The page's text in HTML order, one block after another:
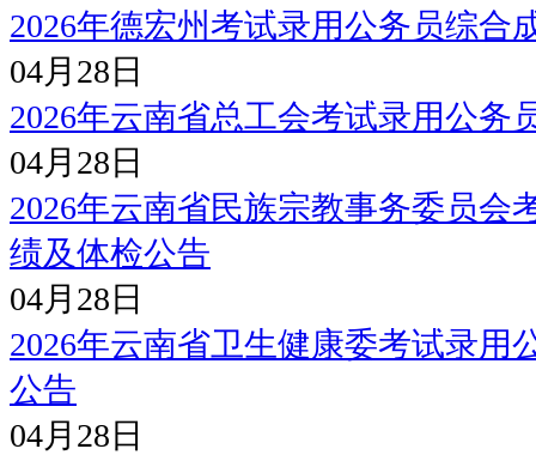
2026年德宏州考试录用公务员综合
04月28日
2026年云南省总工会考试录用公务
04月28日
2026年云南省民族宗教事务委员会
绩及体检公告
04月28日
2026年云南省卫生健康委考试录用
公告
04月28日